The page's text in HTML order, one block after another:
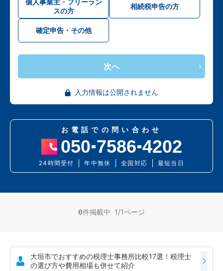
個人事業主・フリーラン
スの方
相続税申告の方
確定申告・その他
次へ
入力情報は公開されません
お電話での問い合わせ
050 7586 4202
24時間受付 年中無休 全国対応 最短当日
6件掲載中 1/1ページ
大垣市でおすすめの税理士事務所比較17選！税理士
の選び方や費用相場も併せて紹介